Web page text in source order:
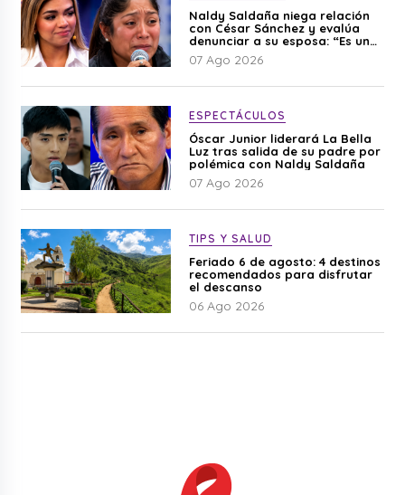
Naldy Saldaña niega relación
con César Sánchez y evalúa
denunciar a su esposa: “Es una
difamación”
07 Ago 2026
ESPECTÁCULOS
Óscar Junior liderará La Bella
Luz tras salida de su padre por
polémica con Naldy Saldaña
07 Ago 2026
TIPS Y SALUD
Feriado 6 de agosto: 4 destinos
recomendados para disfrutar
el descanso
06 Ago 2026